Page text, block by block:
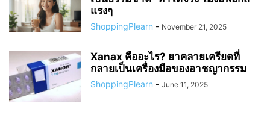
แรงๆ
ShoppingPlearn - November 21, 2025
Xanax คืออะไร? ยาคลายเครียดที่
กลายเป็นเครื่องมือของอาชญากรรม
ShoppingPlearn - June 11, 2025